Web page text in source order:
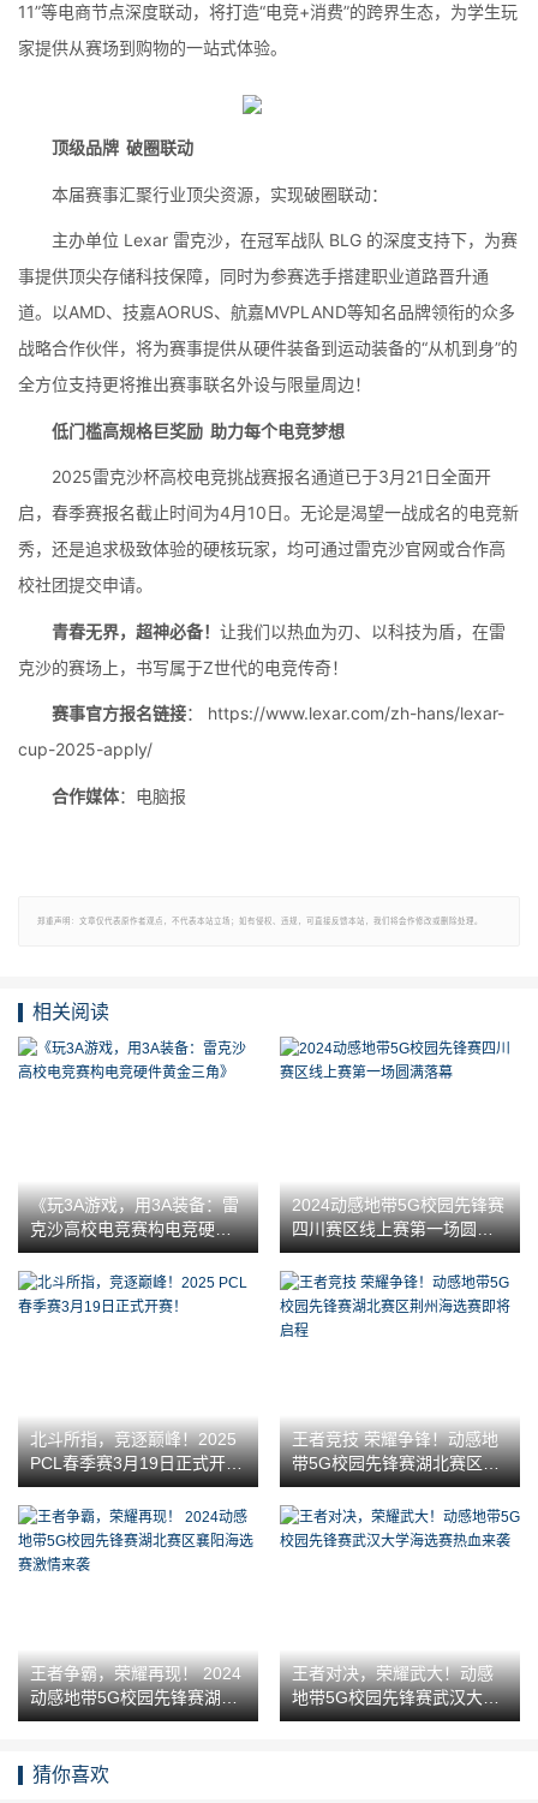
11”等电商节点深度联动，将打造“电竞+消费”的跨界生态，为学生玩
家提供从赛场到购物的一站式体验。
顶级品牌 破圈联动
本届赛事汇聚行业顶尖资源，实现破圈联动：
主办单位 Lexar 雷克沙，在冠军战队 BLG 的深度支持下，为赛
事提供顶尖存储科技保障，同时为参赛选手搭建职业道路晋升通
道。以AMD、技嘉AORUS、航嘉MVPLAND等知名品牌领衔的众多
战略合作伙伴，将为赛事提供从硬件装备到运动装备的“从机到身”的
全方位支持更将推出赛事联名外设与限量周边！
低门槛高规格巨奖励 助力每个电竞梦想
2025雷克沙杯高校电竞挑战赛报名通道已于3月21日全面开
启，春季赛报名截止时间为4月10日。无论是渴望一战成名的电竞新
秀，还是追求极致体验的硬核玩家，均可通过雷克沙官网或合作高
校社团提交申请。
青春无界，超神必备！ 让我们以热血为刃、以科技为盾，在雷
克沙的赛场上，书写属于Z世代的电竞传奇！
赛事官方报名链接： https://www.lexar.com/zh-hans/lexar-
cup-2025-apply/
合作媒体：电脑报
郑重声明：文章仅代表原作者观点，不代表本站立场；如有侵权、违规，可直接反馈本站，我们将会作修改或删除处理。
相关阅读
《玩3A游戏，用3A装备：雷
克沙高校电竞赛构电竞硬件
黄金三角》
2024动感地带5G校园先锋赛
四川赛区线上赛第一场圆满
落幕‌
北斗所指，竞逐巅峰！2025
PCL春季赛3月19日正式开
赛！
王者竞技 荣耀争锋！动感地
带5G校园先锋赛湖北赛区荆
州海选赛即将启程
王者争霸，荣耀再现！ 2024
动感地带5G校园先锋赛湖北
赛区襄阳海选赛激情来袭
王者对决，荣耀武大！动感
地带5G校园先锋赛武汉大学
海选赛热血来袭
猜你喜欢